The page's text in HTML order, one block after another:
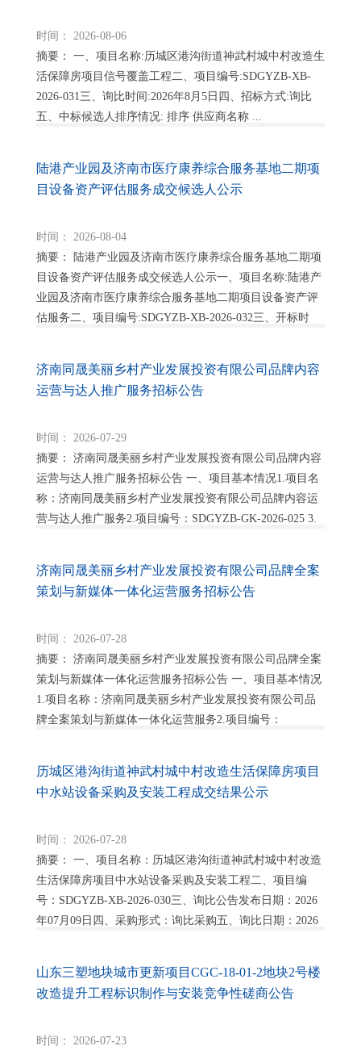
时间： 2026-08-06
摘要： 一、项目名称:历城区港沟街道神武村城中村改造生
活保障房项目信号覆盖工程二、项目编号:SDGYZB-XB-
2026-031三、询比时间:2026年8月5日四、招标方式:询比
五、中标候选人排序情况: 排序 供应商名称 ...
陆港产业园及济南市医疗康养综合服务基地二期项
目设备资产评估服务成交候选人公示
时间： 2026-08-04
摘要： 陆港产业园及济南市医疗康养综合服务基地二期项
目设备资产评估服务成交候选人公示一、项目名称:陆港产
业园及济南市医疗康养综合服务基地二期项目设备资产评
估服务二、项目编号:SDGYZB-XB-2026-032三、开标时
济南同晟美丽乡村产业发展投资有限公司品牌内容
运营与达人推广服务招标公告
时间： 2026-07-29
摘要： 济南同晟美丽乡村产业发展投资有限公司品牌内容
运营与达人推广服务招标公告 一、项目基本情况1.项目名
称：济南同晟美丽乡村产业发展投资有限公司品牌内容运
营与达人推广服务2.项目编号：SDGYZB-GK-2026-025 3.
济南同晟美丽乡村产业发展投资有限公司品牌全案
策划与新媒体一体化运营服务招标公告
时间： 2026-07-28
摘要： 济南同晟美丽乡村产业发展投资有限公司品牌全案
策划与新媒体一体化运营服务招标公告 一、项目基本情况
1.项目名称：济南同晟美丽乡村产业发展投资有限公司品
牌全案策划与新媒体一体化运营服务2.项目编号：
历城区港沟街道神武村城中村改造生活保障房项目
中水站设备采购及安装工程成交结果公示
时间： 2026-07-28
摘要： 一、项目名称：历城区港沟街道神武村城中村改造
生活保障房项目中水站设备采购及安装工程二、项目编
号：SDGYZB-XB-2026-030三、询比公告发布日期：2026
年07月09日四、采购形式：询比采购五、询比日期：2026
山东三塑地块城市更新项目CGC-18-01-2地块2号楼
改造提升工程标识制作与安装竞争性磋商公告
时间： 2026-07-23